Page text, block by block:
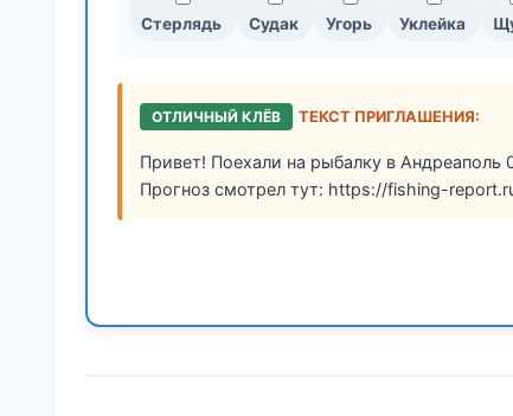
Стерлядь Судак Угорь Уклейка
ОТЛИЧНЫЙ КЛЁВ ТЕКСТ ПРИГЛАШЕНИЯ:
Привет! Поехали на рыбалку в
Прогноз смотрел тут: https://fishing-